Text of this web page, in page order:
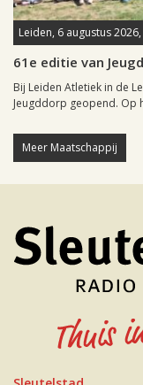
Leiden, 6 augustus
61e editie van
Bij Leiden Atletiek in de
Jeugddorp geopend. Op
Meer Maatschappij